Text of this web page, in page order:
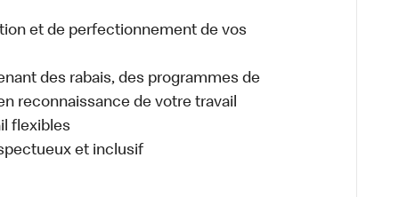
et de perfectionnement de vos
des rabais, des programmes de
reconnaissance de votre travail
flexibles
et inclusif